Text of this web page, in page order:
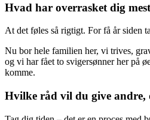
Hvad har overrasket dig
At det føles så rigtigt. For få år siden
Nu bor hele familien her, vi trives,
og vi har fået to svigersønner her på
komme.
Hvilke råd vil du give andre,